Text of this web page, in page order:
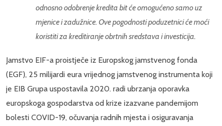
odnosno odobrenje kredita bit će omogućeno samo uz
mjenice i zadužnice. Ove pogodnosti poduzetnici će moći
koristiti za kreditiranje obrtnih sredstava i investicija.
Jamstvo EIF-a proistječe iz Europskog jamstvenog fonda
(EGF), 25 milijardi eura vrijednog jamstvenog instrumenta koji
je EIB Grupa uspostavila 2020. radi ubrzanja oporavka
europskoga gospodarstva od krize izazvane pandemijom
bolesti COVID-19, očuvanja radnih mjesta i osiguravanja